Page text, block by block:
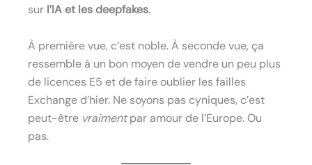
sur l’IA et les deepfakes.
À première vue, c’est noble. À seconde vue, ça
ressemble à un bon moyen de vendre un peu plus
de licences E5 et de faire oublier les failles
Exchange d’hier. Ne soyons pas cyniques, c’est
peut-être vraimentpar amour de l’Europe. Ou
pas.